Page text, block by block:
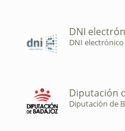
DNI
DNI electrónico
Diputación
Diputación de